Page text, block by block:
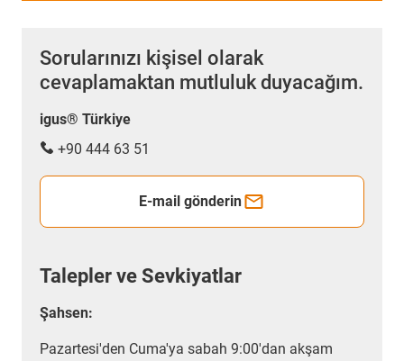
Sorularınızı kişisel olarak
cevaplamaktan mutluluk duyacağım.
igus® Türkiye
+90 444 63 51
E-mail gönderin
Talepler ve Sevkiyatlar
Şahsen:
Pazartesi'den Cuma'ya sabah 9:00'dan akşam